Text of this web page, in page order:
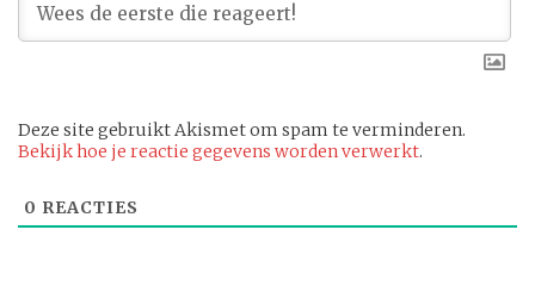
Deze site gebruikt Akismet om spam te verminderen.
Bekijk hoe je reactie gegevens worden verwerkt.
0 REACTIES